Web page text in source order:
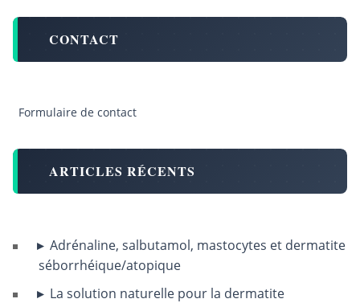
CONTACT
Formulaire de contact
ARTICLES RÉCENTS
Adrénaline, salbutamol, mastocytes et dermatite
séborrhéique/atopique
La solution naturelle pour la dermatite